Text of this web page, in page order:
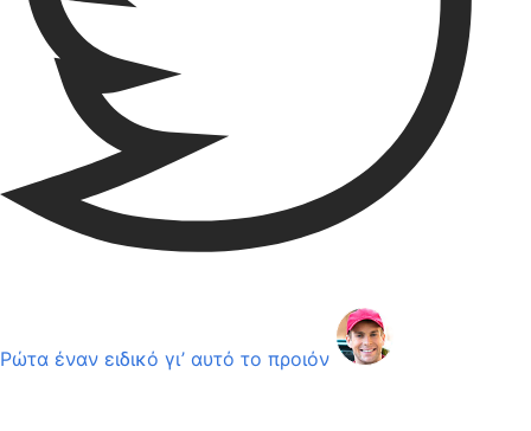
Ρώτα έναν ειδικό γι’ αυτό το προιόν